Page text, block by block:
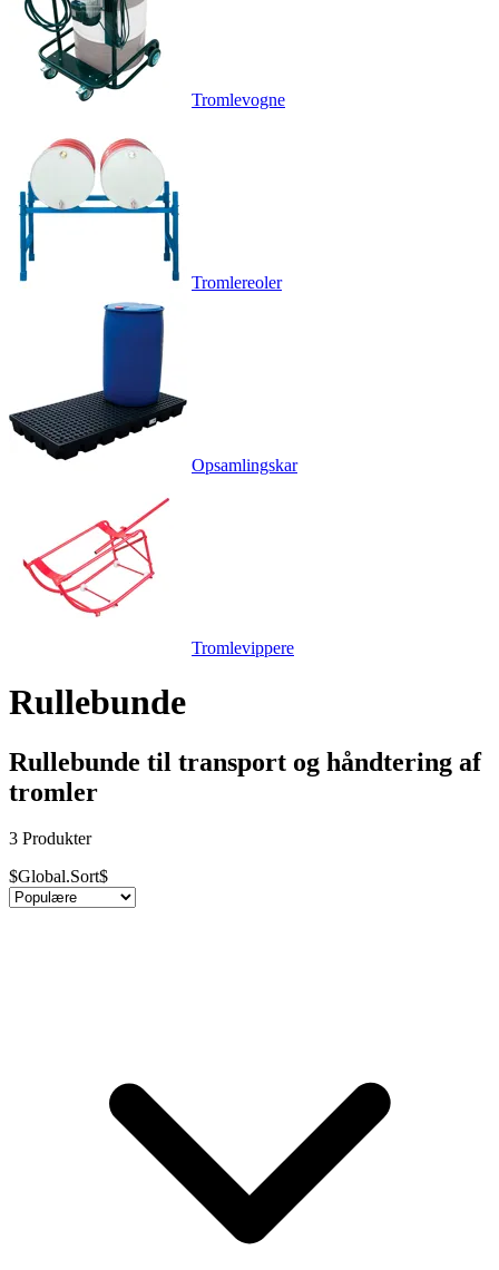
Tromlevogne
Tromlereoler
Opsamlingskar
Tromlevippere
Rullebunde
Rullebunde til transport og håndtering af
tromler
3 Produkter
$Global.Sort$